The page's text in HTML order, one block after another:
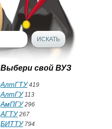
Выбери свой ВУЗ
АлтГТУ419
АлтГУ113
АмПГУ296
АГТУ267
БИТТУ794